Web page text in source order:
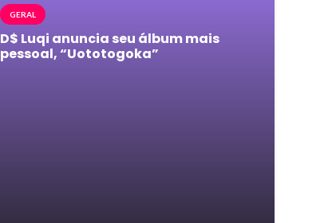
GERAL
D$ Luqi anuncia seu álbum mais
pessoal, “Uototogoka”